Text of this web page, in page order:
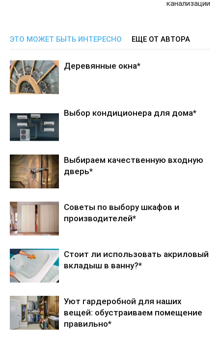
канализации
ЭТО МОЖЕТ БЫТЬ ИНТЕРЕСНО ЕЩЕ ОТ АВТОРА
Деревянные окна*
Выбор кондиционера для дома*
Выбираем качественную входную
дверь*
Советы по выбору шкафов и
производителей*
Стоит ли использовать акриловый
вкладыш в ванну?*
Уют гардеробной для наших
вещей: обустраиваем помещение
правильно*